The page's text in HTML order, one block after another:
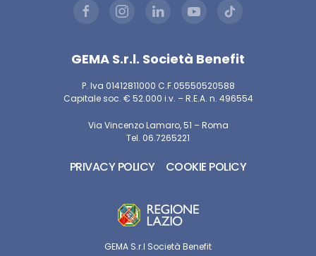
GEMA S.r.l. Società Benefit
P. Iva 01412811000 C.F.05550520588
Capitale soc. € 52.000 i.v. – R.E.A. n. 496554
Via Vincenzo Lamaro, 51 – Roma
Tel. 06.7265221
PRIVACY POLICY COOKIE POLICY
GEMA S.r.l Società Benefit